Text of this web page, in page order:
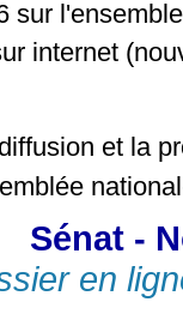
sur
internet
et la
Sénat -
en